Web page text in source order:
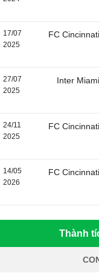
17/07
2025
FC Cincinnati
27/07
2025
Inter Miami
24/11
2025
FC Cincinnati
14/05
2026
FC Cincinnati
Thành